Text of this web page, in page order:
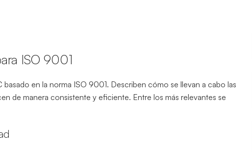
ISO 9001
en la norma ISO 9001. Describen cómo se llevan a cabo las
de manera consistente y eficiente. Entre los más relevantes se